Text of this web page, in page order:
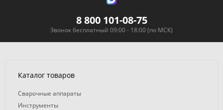
8 800 101-08-75
Звонок бесплатный 09:00 - 18:00 (по МСК)
Каталог товаров
Сварочные аппараты
Инструменты